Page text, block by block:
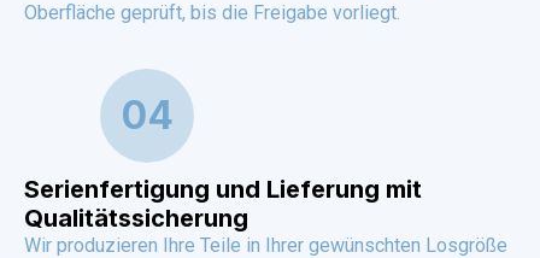
Oberfläche geprüft, bis die Freigabe vorliegt.
04
Serienfertigung und Lieferung mit
Qualitätssicherung
Wir produzieren Ihre Teile in Ihrer gewünschten Losgröße